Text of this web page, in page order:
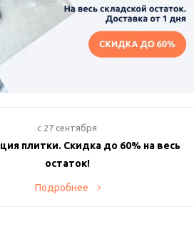
c 27 сентября
плитки. Скидка до 60% на весь
остаток!
уникальный интерьер по супервыгодной
Подробнее